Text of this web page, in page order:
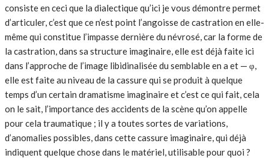
consiste en ceci que la dialectique qu’ici je vous démontre permet
d’articuler, c’est que ce n’est point l’angoisse de castration en elle-
même qui constitue l’impasse dernière du névrosé, car la forme de
la castration, dans sa structure imaginaire, elle est déjà faite ici
dans l’approche de l’image libidinalisée du semblable en a et — φ,
elle est faite au niveau de la cassure qui se produit à quelque
temps d’un certain dramatisme imaginaire et c’est ce qui fait, cela
on le sait, l’importance des accidents de la scène qu’on appelle
pour cela traumatique ; il y a toutes sortes de variations,
d’anomalies possibles, dans cette cassure imaginaire, qui déjà
indiquent quelque chose dans le matériel, utilisable pour quoi ?